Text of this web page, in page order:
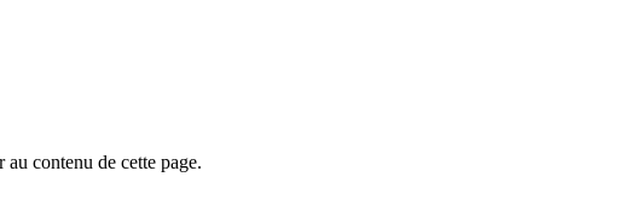
contenu de cette page.